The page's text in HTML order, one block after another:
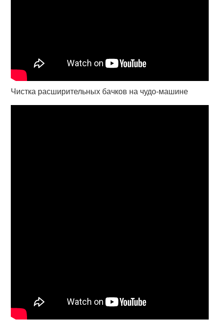
Чистка расширительных бачков на чудо-машине